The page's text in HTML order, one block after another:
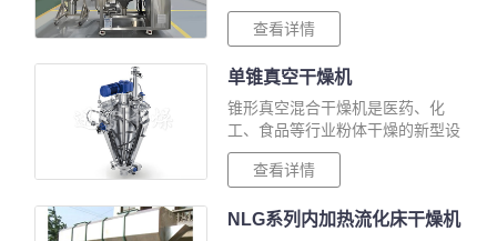
液、乳液、悬浮液和糊状液体原料
中生成粉状、颗粒状固体产品。因
水份含量、···
查看详情
单锥真空干燥机
锥形真空混合干燥机是医药、化
工、食品等行业粉体干燥的新型设
备。该设备的诞生有效地解决了传
统干燥设备工时长、效率低、噪音
作及清洗不便···
查看详情
NLG系列内加热流化床干燥机